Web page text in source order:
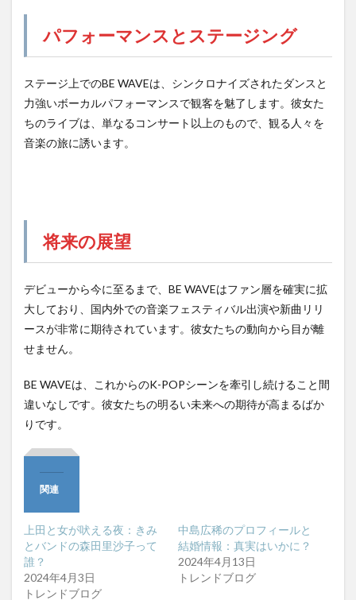
パフォーマンスとステージング
ステージ上でのBE WAVEは、シンクロナイズされたダンスと
力強いボーカルパフォーマンスで観客を魅了します。彼女た
ちのライブは、単なるコンサート以上のもので、観る人々を
音楽の旅に誘います。
将来の展望
デビューから今に至るまで、BE WAVEはファン層を確実に拡
大しており、国内外での音楽フェスティバル出演や新曲リリ
ースが非常に期待されています。彼女たちの動向から目が離
せません。
BE WAVEは、これからのK-POPシーンを牽引し続けること間
違いなしです。彼女たちの明るい未来への期待が高まるばか
りです。
関連
上田と女が吠える夜：きみ
とバンドの森田里沙子って
誰？
2024年4月3日
トレンドブログ
中島広稀のプロフィールと
結婚情報：真実はいかに？
2024年4月13日
トレンドブログ